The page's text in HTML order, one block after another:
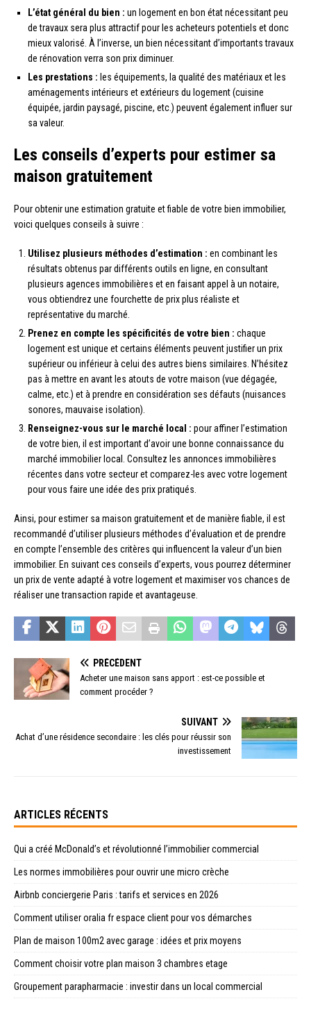
L’état général du bien : un logement en bon état nécessitant peu
de travaux sera plus attractif pour les acheteurs potentiels et donc
mieux valorisé. À l’inverse, un bien nécessitant d’importants travaux
de rénovation verra son prix diminuer.
Les prestations : les équipements, la qualité des matériaux et les
aménagements intérieurs et extérieurs du logement (cuisine
équipée, jardin paysagé, piscine, etc.) peuvent également influer sur
sa valeur.
Les conseils d’experts pour estimer sa
maison gratuitement
Pour obtenir une estimation gratuite et fiable de votre bien immobilier,
voici quelques conseils à suivre :
Utilisez plusieurs méthodes d’estimation : en combinant les
résultats obtenus par différents outils en ligne, en consultant
plusieurs agences immobilières et en faisant appel à un notaire,
vous obtiendrez une fourchette de prix plus réaliste et
représentative du marché.
Prenez en compte les spécificités de votre bien : chaque
logement est unique et certains éléments peuvent justifier un prix
supérieur ou inférieur à celui des autres biens similaires. N’hésitez
pas à mettre en avant les atouts de votre maison (vue dégagée,
calme, etc.) et à prendre en considération ses défauts (nuisances
sonores, mauvaise isolation).
Renseignez-vous sur le marché local : pour affiner l’estimation
de votre bien, il est important d’avoir une bonne connaissance du
marché immobilier local. Consultez les annonces immobilières
récentes dans votre secteur et comparez-les avec votre logement
pour vous faire une idée des prix pratiqués.
Ainsi, pour estimer sa maison gratuitement et de manière fiable, il est
recommandé d’utiliser plusieurs méthodes d’évaluation et de prendre
en compte l’ensemble des critères qui influencent la valeur d’un bien
immobilier. En suivant ces conseils d’experts, vous pourrez déterminer
un prix de vente adapté à votre logement et maximiser vos chances de
réaliser une transaction rapide et avantageuse.
PRÉCÉDENT
Acheter une maison sans apport : est-ce possible et
comment procéder ?
SUIVANT
Achat d’une résidence secondaire : les clés pour réussir son
investissement
ARTICLES RÉCENTS
Qui a créé McDonald’s et révolutionné l’immobilier commercial
Les normes immobilières pour ouvrir une micro crèche
Airbnb conciergerie Paris : tarifs et services en 2026
Comment utiliser oralia fr espace client pour vos démarches
Plan de maison 100m2 avec garage : idées et prix moyens
Comment choisir votre plan maison 3 chambres etage
Groupement parapharmacie : investir dans un local commercial